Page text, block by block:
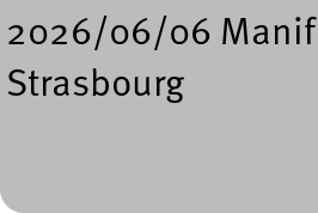
2026/06/06
Strasbourg